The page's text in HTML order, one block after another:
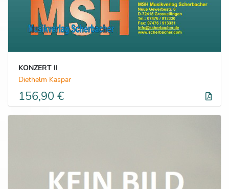
KONZERT II
Diethelm Kaspar
156,90 €